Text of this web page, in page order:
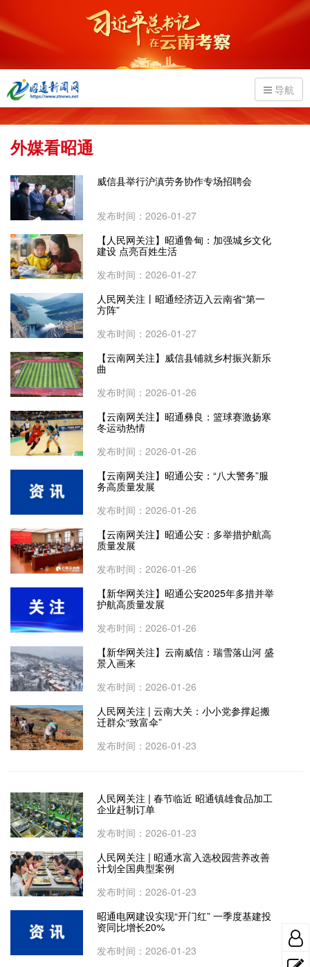
导航
外媒看昭通
威信县举行沪滇劳务协作专场招聘会
发布时间：2026-01-27
【人民网关注】昭通鲁甸：加强城乡文化
建设 点亮百姓生活
发布时间：2026-01-27
人民网关注丨昭通经济迈入云南省“第一
方阵”
发布时间：2026-01-27
【云南网关注】威信县铺就乡村振兴新乐
曲
发布时间：2026-01-26
【云南网关注】昭通彝良：篮球赛激扬寒
冬运动热情
发布时间：2026-01-26
【云南网关注】昭通公安：“八大警务”服
务高质量发展
发布时间：2026-01-26
【云南网关注】昭通公安：多举措护航高
质量发展
发布时间：2026-01-26
【新华网关注】昭通公安2025年多措并举
护航高质量发展
发布时间：2026-01-26
【新华网关注】云南威信：瑞雪落山河 盛
景入画来
发布时间：2026-01-26
人民网关注 | 云南大关：小小党参撑起搬
迁群众“致富伞”
发布时间：2026-01-23
人民网关注 | 春节临近 昭通镇雄食品加工
企业赶制订单
发布时间：2026-01-23
人民网关注 | 昭通水富入选校园营养改善
计划全国典型案例
发布时间：2026-01-23
昭通电网建设实现“开门红” 一季度基建投
资同比增长20%
发布时间：2026-01-23